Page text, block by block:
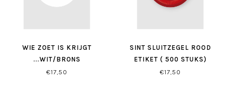
WIE ZOET IS KRIJGT
...WIT/BRONS
€17,50
SINT SLUITZEGEL ROOD
ETIKET ( 500 STUKS)
€17,50